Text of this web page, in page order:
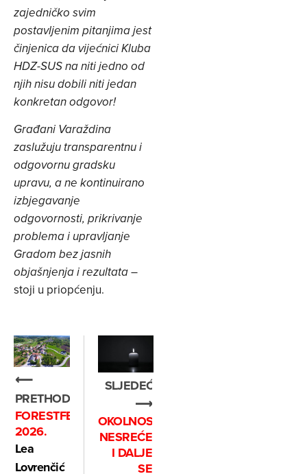
zajedničko svim
postavljenim pitanjima jest
činjenica da vijećnici Kluba
HDZ-SUS na niti jedno od
njih nisu dobili niti jedan
konkretan odgovor!
Građani Varaždina
zaslužuju transparentnu i
odgovornu gradsku
upravu, a ne kontinuirano
izbjegavanje
odgovornosti, prikrivanje
problema i upravljanje
Gradom bez jasnih
objašnjenja i rezultata –
stoji u priopćenju.
⟵
PRETHODNO
FORESTFEST RADOBOJ
2026.
Lea
Lovrenčić
SLJEDEĆE
⟶
OKOLNOSTI
NESREĆE
I DALJE
SE